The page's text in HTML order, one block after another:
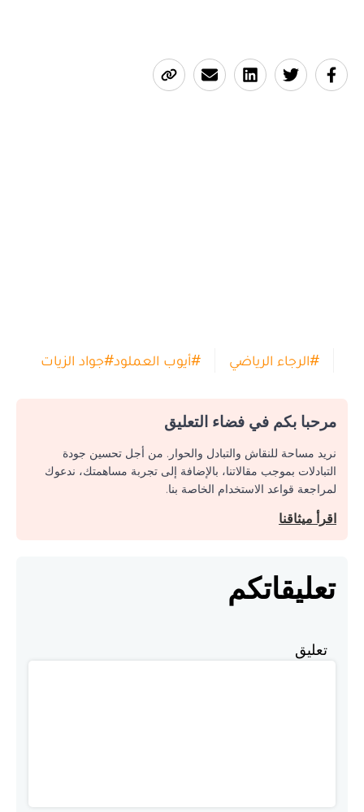
#الرجاء الرياضي #أيوب العملود#جواد الزيات
مرحبا بكم في فضاء التعليق
نريد مساحة للنقاش والتبادل والحوار. من أجل تحسين جودة
التبادلات بموجب مقالاتنا، بالإضافة إلى تجربة مساهمتك، ندعوك
لمراجعة قواعد الاستخدام الخاصة بنا.
اقرأ ميثاقنا
تعليقاتكم
تعليق